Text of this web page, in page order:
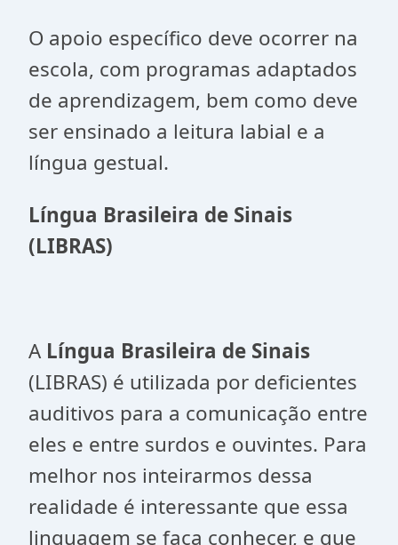
O apoio específico deve ocorrer na
escola, com programas adaptados
de aprendizagem, bem como deve
ser ensinado a leitura labial e a
língua gestual.
Língua Brasileira de Sinais
(LIBRAS)
A Língua Brasileira de Sinais
(LIBRAS) é utilizada por deficientes
auditivos para a comunicação entre
eles e entre surdos e ouvintes. Para
melhor nos inteirarmos dessa
realidade é interessante que essa
linguagem se faça conhecer, e que